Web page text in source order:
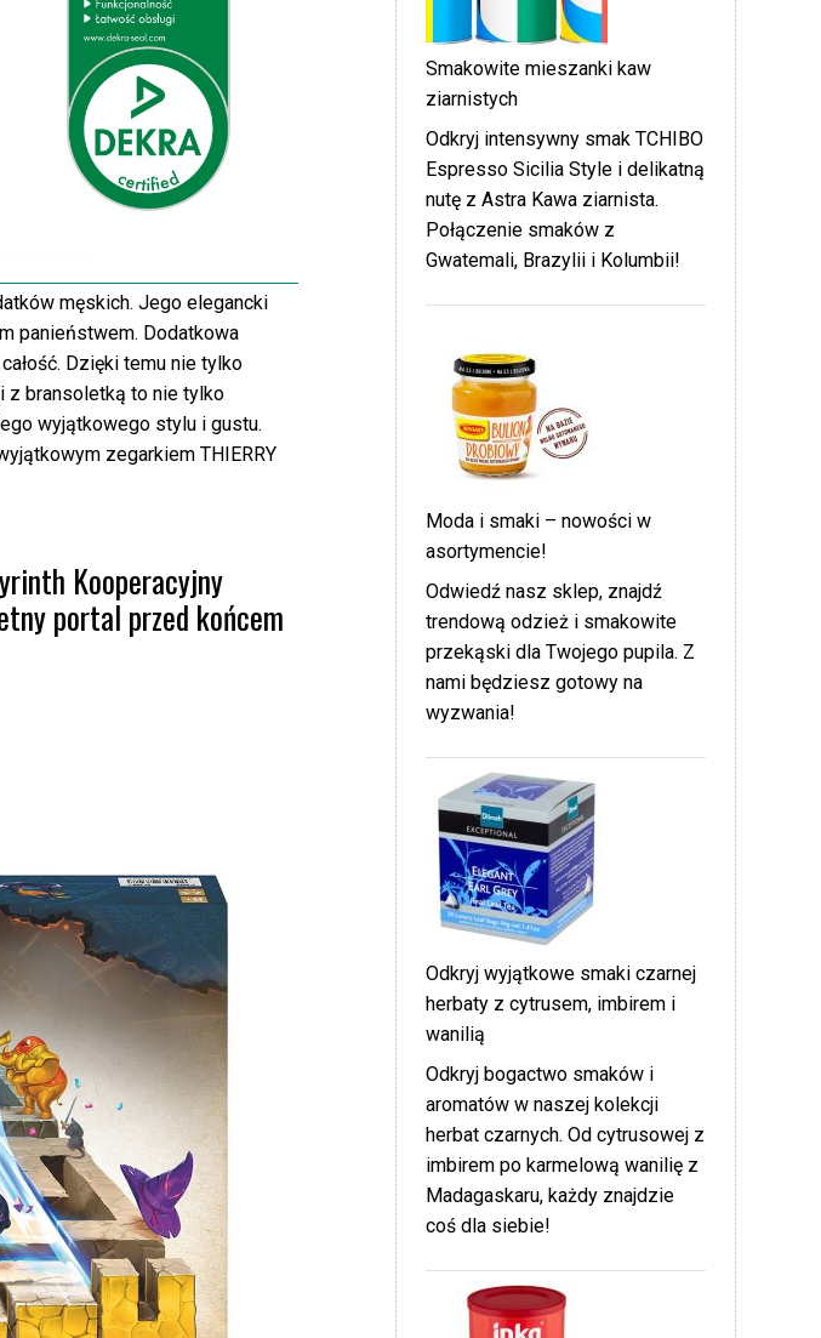
męskich. Jego elegancki
panieństwem. Dodatkowa
Dzięki temu nie tylko
z bransoletką to nie tylko
wyjątkowego stylu i gustu.
zegarkiem THIERRY
Kooperacyjny
portal przed końcem
Smakowite mieszanki kaw
ziarnistych
Odkryj intensywny smak TCHIBO
Espresso Sicilia Style i delikatną
nutę z Astra Kawa ziarnista.
Połączenie smaków z
Gwatemali, Brazylii i Kolumbii!
Moda i smaki – nowości w
asortymencie!
Odwiedź nasz sklep, znajdź
trendową odzież i smakowite
przekąski dla Twojego pupila. Z
nami będziesz gotowy na
wyzwania!
Odkryj wyjątkowe smaki czarnej
herbaty z cytrusem, imbirem i
wanilią
Odkryj bogactwo smaków i
aromatów w naszej kolekcji
herbat czarnych. Od cytrusowej z
imbirem po karmelową wanilię z
Madagaskaru, każdy znajdzie
coś dla siebie!